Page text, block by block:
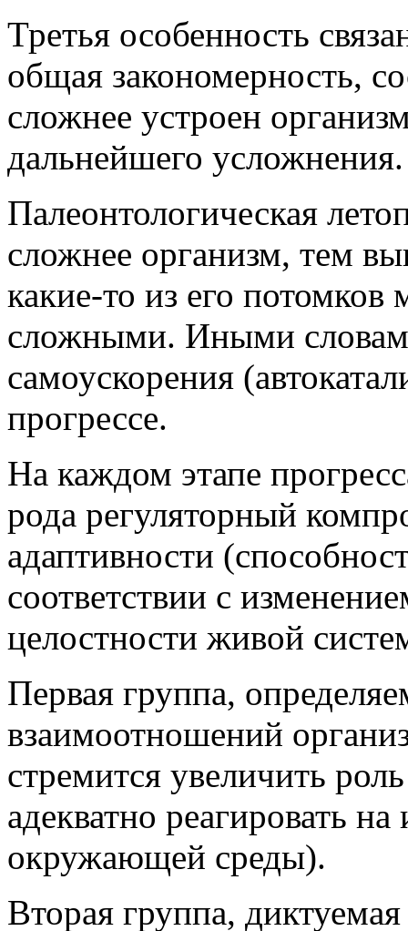
Третья особенность
общая закономерность,
сложнее устроен
дальнейшего усложнения.
Палеонтологическая
сложнее организм, тем
какие-то из его потомков
сложными. Иными
самоускорения
прогрессе.
На каждом этапе
рода регуляторный
адаптивности
соответствии с
целостности живой
Первая группа,
взаимоотношений
стремится увеличить
адекватно реагировать
окружающей среды).
Вторая группа,